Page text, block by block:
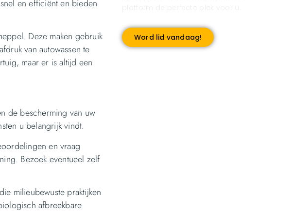
en efficiënt en bieden
Deze maken gebruik
van autowassen te
maar er is altijd een
de bescherming van uw
u belangrijk vindt.
en vraag
Bezoek eventueel zelf
milieubewuste praktijken
afbreekbare
Word lid vandaag!